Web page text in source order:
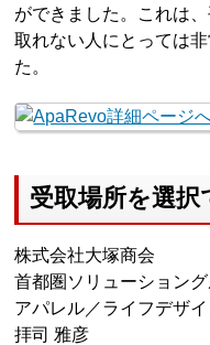
ができました。これは
取れない人にとっては
た。
受取場所を選
株式会社大塚商会
首都圏ソリューション
アパレル／ライフデザ
拝司 雅彦